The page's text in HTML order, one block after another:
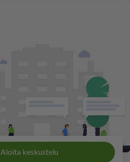
Aloita keskustelu